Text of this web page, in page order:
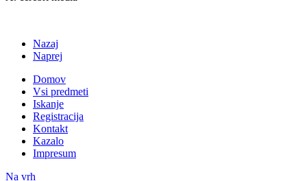
Nazaj
Naprej
Domov
Vsi predmeti
Iskanje
Registracija
Kontakt
Kazalo
Impresum
Na vrh